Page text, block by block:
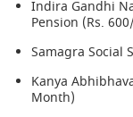
Indira Gandhi
Pension (Rs.
Samagra Social
Kanya
Month)